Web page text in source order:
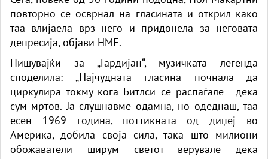
повторно се осврнал на гласината и открил како
таа влијаела врз него и придонела за неговата
депресија, објави НМЕ.
Пишувајќи за „Гардијан“, музичката легенда
споделила: „Најчудната гласина почнала да
циркулира токму кога Битлси се распаѓале - дека
сум мртов. Ја слушнавме одамна, но одеднаш, таа
есен 1969 година, поттикната од диџеј во
Америка, добила своја сила, така што милиони
обожаватели ширум светот верувале дека